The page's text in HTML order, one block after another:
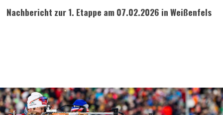
Nachbericht zur 1. Etappe am 07.02.2026 in Weißenfels